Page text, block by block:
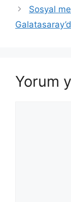
Sosyal
Yorum